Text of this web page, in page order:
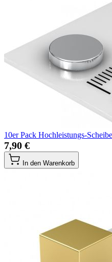
10er Pack Hochleistungs-
7,90 €
In den Warenkorb